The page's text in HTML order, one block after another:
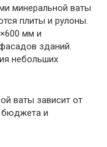
минеральной ваты
плиты и рулоны.
мм и
зданий.
небольших
ваты зависит от
бюджета и